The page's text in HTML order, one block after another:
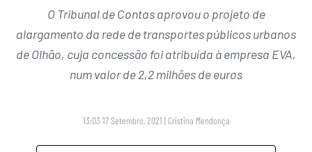
O Tribunal de Contas aprovou o projeto de
alargamento da rede de transportes públicos urbanos
de Olhão, cuja concessão foi atribuída à empresa EVA,
num valor de 2,2 milhões de euros
13:03 17 Setembro, 2021 | Cristina Mendonça